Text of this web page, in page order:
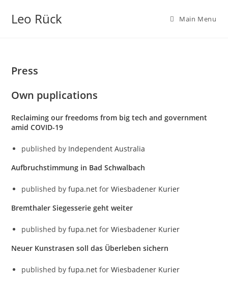
Leo Rück Main Menu
Press
Own puplications
Reclaiming our freedoms from big tech and government
amid COVID-19
published by Independent Australia
Aufbruchstimmung in Bad Schwalbach
published byfupa.net forWiesbadener Kurier
Bremthaler Siegesserie geht weiter
published byfupa.net forWiesbadener Kurier
Neuer Kunstrasen soll das Überleben sichern
published byfupa.net forWiesbadener Kurier